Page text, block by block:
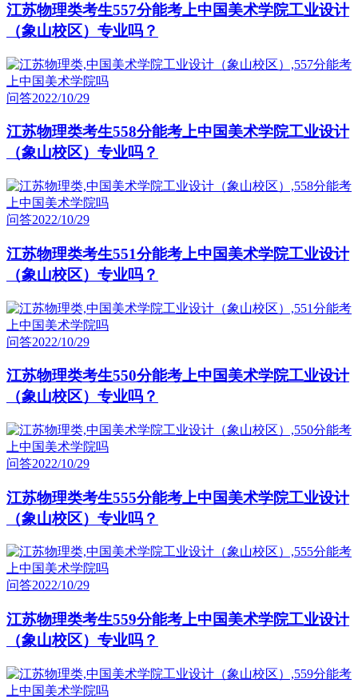
江苏物理类考生557分能考上中国美术学院工业设计
（象山校区）专业吗？
问答2022/10/29
江苏物理类考生558分能考上中国美术学院工业设计
（象山校区）专业吗？
问答2022/10/29
江苏物理类考生551分能考上中国美术学院工业设计
（象山校区）专业吗？
问答2022/10/29
江苏物理类考生550分能考上中国美术学院工业设计
（象山校区）专业吗？
问答2022/10/29
江苏物理类考生555分能考上中国美术学院工业设计
（象山校区）专业吗？
问答2022/10/29
江苏物理类考生559分能考上中国美术学院工业设计
（象山校区）专业吗？